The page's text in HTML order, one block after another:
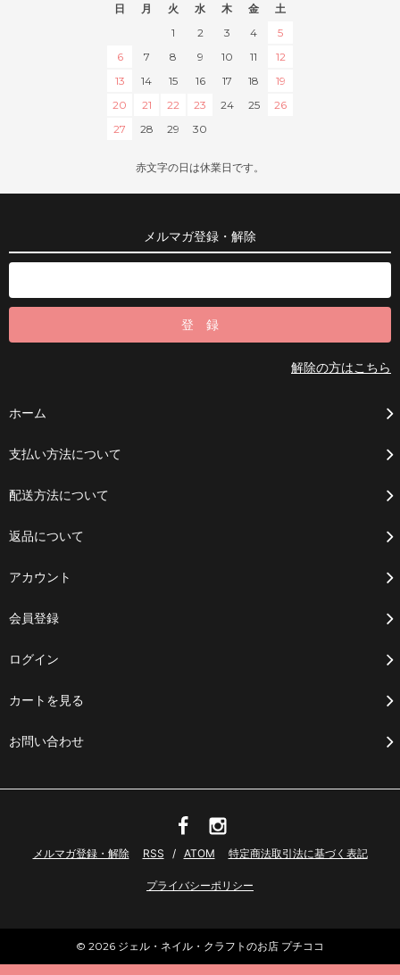
日
月 火 水 木 金
土
1
2 3 4
5
6
7 8 9 10 11
12
13
14 15 16 17 18
19
20
21 22 23 24 25
26
27
28 29 30
赤文字の日は休業日です。
メルマガ登録・解除
解除の方はこちら
ホーム
支払い方法について
配送方法について
返品について
アカウント
会員登録
ログイン
カートを見る
お問い合わせ
メルマガ登録・解除 RSS / ATOM 特定商法取引法に基づく表記
プライバシーポリシー
© 2026 ジェル・ネイル・クラフトのお店 プチココ